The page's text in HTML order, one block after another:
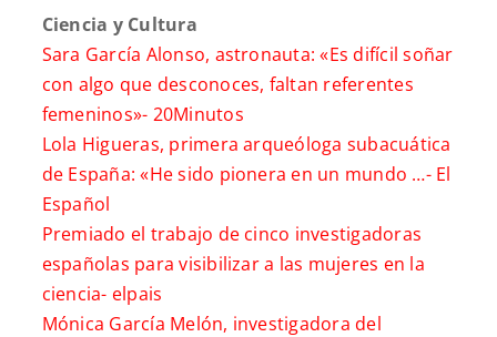
Ciencia y Cultura
Sara García Alonso, astronauta: «Es difícil soñar
con algo que desconoces, faltan referentes
femeninos»- 20Minutos
Lola Higueras, primera arqueóloga subacuática
de España: «He sido pionera en un mundo …- El
Español
Premiado el trabajo de cinco investigadoras
españolas para visibilizar a las mujeres en la
ciencia- elpais
Mónica García Melón, investigadora del